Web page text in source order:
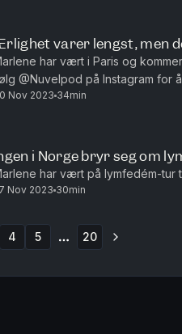
varer lengst, men
har vært i Paris og
@Nuvelpod på Instagram for å se gavene. Og -
Nov 2023 34min
i Norge bryr seg om
har vært på lymfedém-tur
Nov 2023 30min
4 5 20